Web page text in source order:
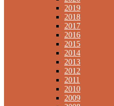
2019
2018
2017
2016
2015
2014
2013
2012
2011
2010
2009